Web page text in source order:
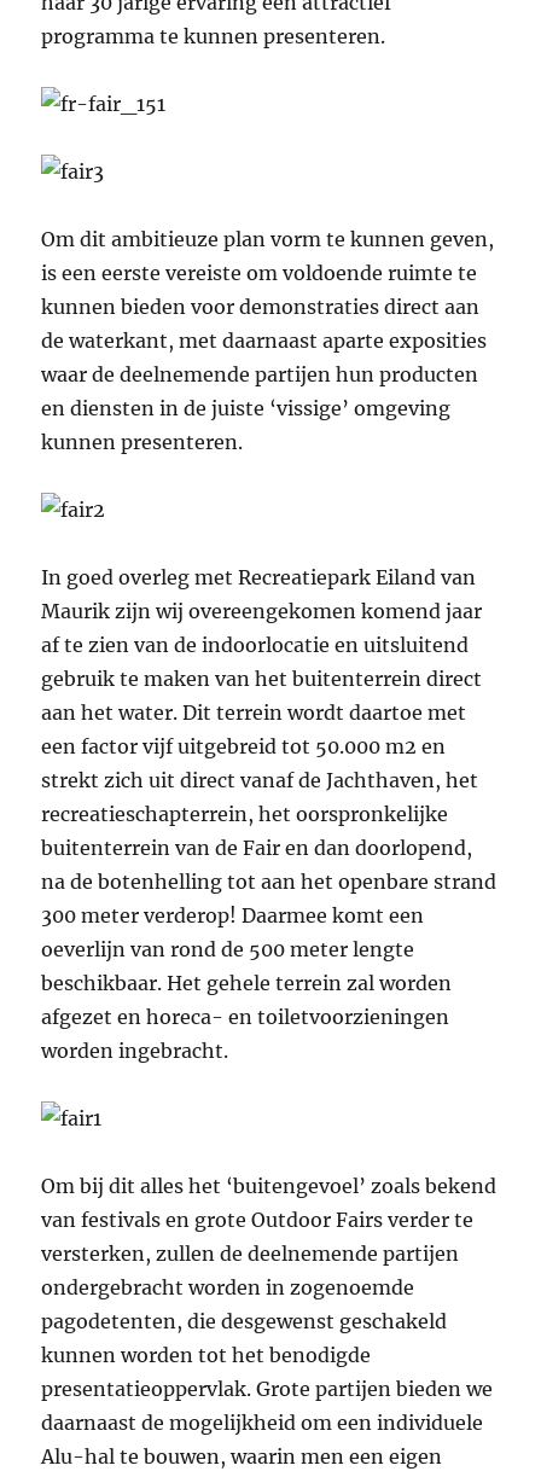
programma te kunnen presenteren.
Om dit ambitieuze plan vorm te kunnen geven,
is een eerste vereiste om voldoende ruimte te
kunnen bieden voor demonstraties direct aan
de waterkant, met daarnaast aparte exposities
waar de deelnemende partijen hun producten
en diensten in de juiste ‘vissige’ omgeving
kunnen presenteren.
In goed overleg met Recreatiepark Eiland van
Maurik zijn wij overeengekomen komend jaar
af te zien van de indoorlocatie en uitsluitend
gebruik te maken van het buitenterrein direct
aan het water. Dit terrein wordt daartoe met
een factor vijf uitgebreid tot 50.000 m2 en
strekt zich uit direct vanaf de Jachthaven, het
recreatieschapterrein, het oorspronkelijke
buitenterrein van de Fair en dan doorlopend,
na de botenhelling tot aan het openbare strand
300 meter verderop! Daarmee komt een
oeverlijn van rond de 500 meter lengte
beschikbaar. Het gehele terrein zal worden
afgezet en horeca- en toiletvoorzieningen
worden ingebracht.
Om bij dit alles het ‘buitengevoel’ zoals bekend
van festivals en grote Outdoor Fairs verder te
versterken, zullen de deelnemende partijen
ondergebracht worden in zogenoemde
pagodetenten, die desgewenst geschakeld
kunnen worden tot het benodigde
presentatieoppervlak. Grote partijen bieden we
daarnaast de mogelijkheid om een individuele
Alu-hal te bouwen, waarin men een eigen